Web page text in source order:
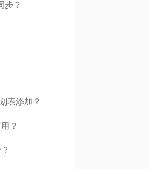
步？
表添加？
？